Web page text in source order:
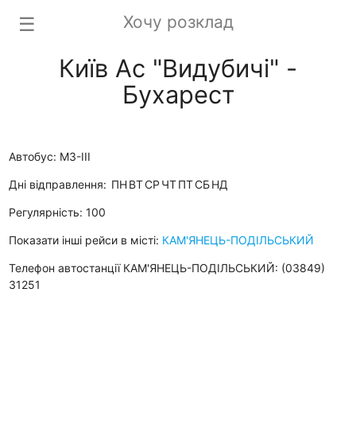
Хочу розклад
☰
Київ Ас "Видубичі" -
Бухарест
Автобус: М3-ІІІ
Дні відправлення: ПН ВТСР ЧТ ПТСБ НД
Регулярність: 100
Показати інші рейси в місті: КАМ'ЯНЕЦЬ-ПОДІЛЬСЬКИЙ
Телефон автостанції КАМ'ЯНЕЦЬ-ПОДІЛЬСЬКИЙ: (03849)
31251